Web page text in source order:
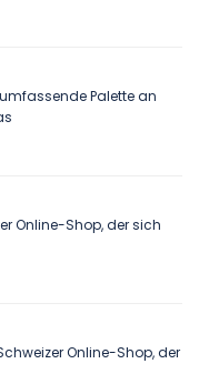
Palette an
Online-Shop, der sich
Online-Shop, der